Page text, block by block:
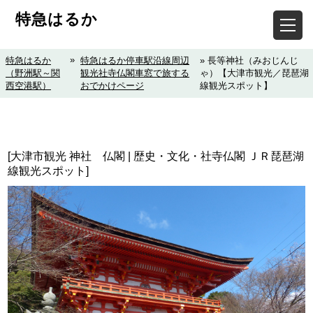
特急はるか
特急はるか
（野洲駅～関
西空港駅）
» 特急はるか停車駅沿線周辺
観光社寺仏閣車窓で旅する
おでかけページ
» 長等神社（みおじんじ
ゃ）【大津市観光／琵琶湖
線観光スポット】
[大津市観光 神社 仏閣 | 歴史・文化・社寺仏閣 ＪＲ琵琶湖
線観光スポット]